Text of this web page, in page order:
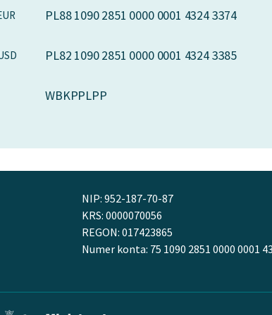
PL88 1090 2851 0000 0001 4324 3374
PL82 1090 2851 0000 0001 4324 3385
WBKPPLPP
NIP: 952-187-70-87
KRS: 0000070056
REGON: 017423865
Numer konta: 75 1090 2851 0000 0001